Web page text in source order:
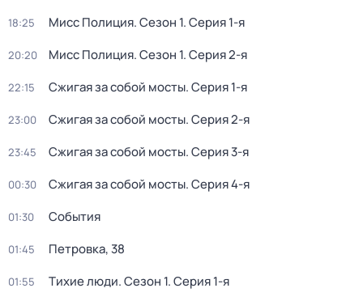
18:25 Мисс Полиция. Сезон 1. Серия 1-я
20:20 Мисс Полиция. Сезон 1. Серия 2-я
22:15 Сжигая за собой мосты. Серия 1-я
23:00 Сжигая за собой мосты. Серия 2-я
23:45 Сжигая за собой мосты. Серия 3-я
00:30 Сжигая за собой мосты. Серия 4-я
01:30 События
01:45 Петровка, 38
01:55 Тихие люди. Сезон 1. Серия 1-я